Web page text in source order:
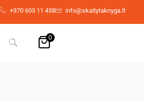
+370 603 11 458 info@skaitytaknyga.lt
0